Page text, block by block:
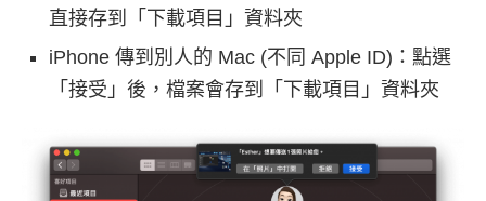
直接存到「下載項目」資料夾
iPhone 傳到別人的 Mac (不同 Apple ID)：點選
「接受」後，檔案會存到「下載項目」資料夾